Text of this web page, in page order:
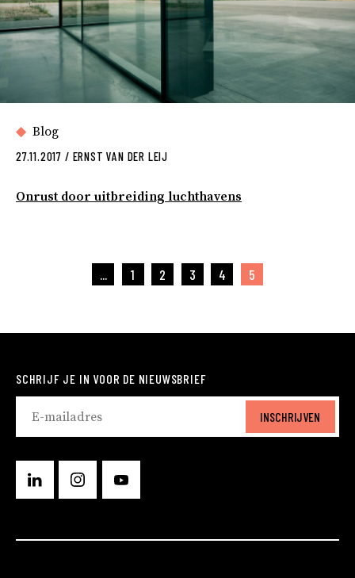
Blog
27.11.2017 / ERNST VAN DER LEIJ
Onrust door uitbreiding luchthavens
... 1 2 3 4 5
SCHRIJF JE IN VOOR DE NIEUWSBRIEF
INSCHRIJVEN